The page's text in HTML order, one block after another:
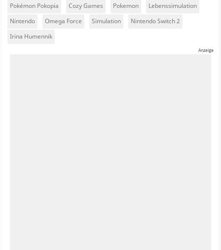
Pokémon Pokopia Cozy Games Pokemon
Lebenssimulation
Nintendo
Omega Force Simulation
Nintendo Switch 2
Irina Humennik